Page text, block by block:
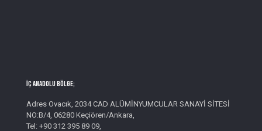
İç Anadolu Bölge;
Adres Ovacık, 2034 CAD ALÜMİNYUMCULAR SANAYİ SİTESİ
NO:B/4, 06280 Keçiören/Ankara,
Tel: +90 312 395 89 09,